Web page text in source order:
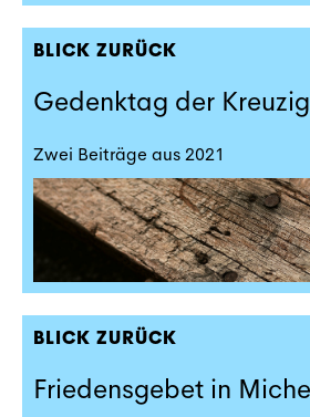
BLICK ZURÜCK
Gedenktag der
Zwei Beiträge aus 2021
BLICK ZURÜCK
Friedensgebet in